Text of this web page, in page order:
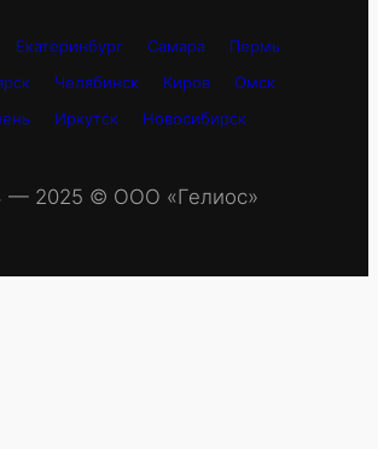
Екатеринбург Самара
Пермь
Челябинск Киров
Омск
Иркутск Новосибирск
— 2025 © OOO «Гелиос»